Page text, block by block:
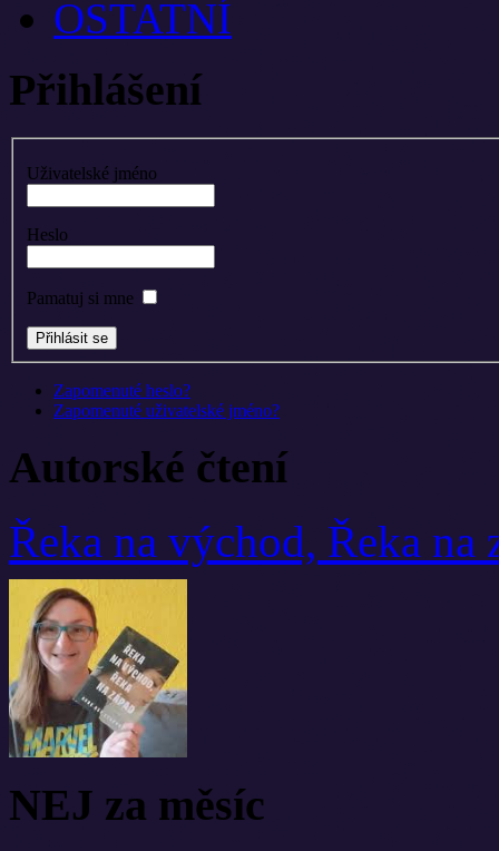
OSTATNÍ
Přihlášení
Uživatelské jméno
Heslo
Pamatuj si mne
Zapomenuté heslo?
Zapomenuté uživatelské jméno?
Autorské čtení
Řeka na východ, Řeka
NEJ za měsíc